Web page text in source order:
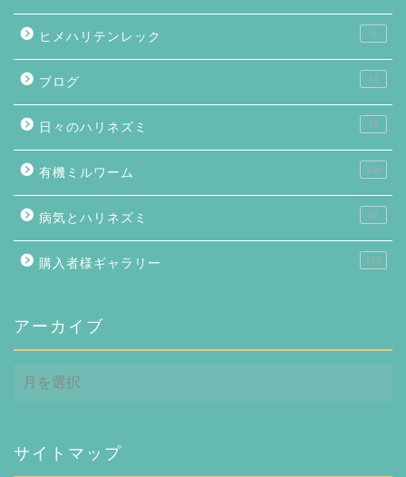
ヒメハリテンレック 8
ブログ 14
日々のハリネズミ 76
有機ミルワーム 146
病気とハリネズミ 87
購入者様ギャラリー 158
アーカイブ
ー
ブ
サイトマップ